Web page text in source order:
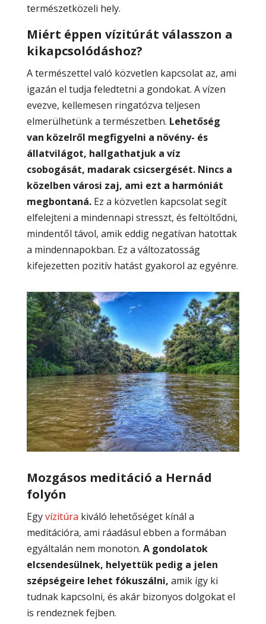
természetközeli hely.
Miért éppen vízitúrát válasszon a
kikapcsolódáshoz?
A természettel való közvetlen kapcsolat az, ami
igazán el tudja feledtetni a gondokat. A vízen
evezve, kellemesen ringatózva teljesen
elmerülhetünk a természetben. Lehetőség
van közelről megfigyelni a növény- és
állatvilágot, hallgathatjuk a víz
csobogását, madarak csicsergését. Nincs a
közelben városi zaj, ami ezt a harmóniát
megbontaná. Ez a közvetlen kapcsolat segít
elfelejteni a mindennapi stresszt, és feltöltődni,
mindentől távol, amik eddig negatívan hatottak
a mindennapokban. Ez a változatosság
kifejezetten pozitív hatást gyakorol az egyénre.
Mozgásos meditáció a Hernád
folyón
Egyvízitúra kiváló lehetőséget kínál a
meditációra, ami ráadásul ebben a formában
egyáltalán nem monoton. A gondolatok
elcsendesülnek, helyettük pedig a jelen
szépségeire lehet fókuszálni, amik így ki
tudnak kapcsolni, és akár bizonyos dolgokat el
is rendeznek fejben.